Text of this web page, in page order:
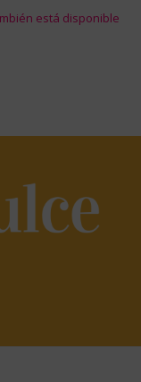
está disponible